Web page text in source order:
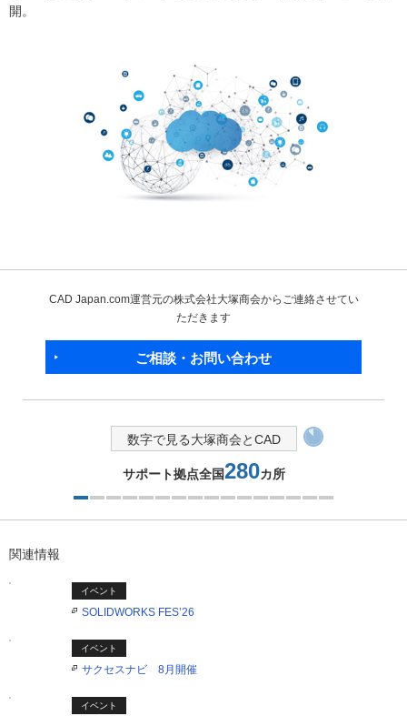
開。
CAD Japan.com運営元の株式会社大塚商会からご連絡させてい
ただきます
ご相談・お問い合わせ
数字で見る大塚商会とCAD
PDM・PLM導入実績 東証プライム上場企業
主要製造業で17％導入
イベント
イベント